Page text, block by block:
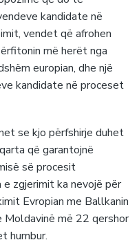
kandidate në
vendet që afrohen
më herët nga
europian, dhe një
kandidate në proceset
se kjo përfshirje duhet
që garantojnë
së procesit
zgjerimit ka nevojë për
Evropian me Ballkanin
Moldavinë më 22 qershor
humbur.